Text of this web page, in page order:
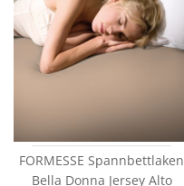
FORMESSE Spannbettlaken
Bella Donna Jersey Alto